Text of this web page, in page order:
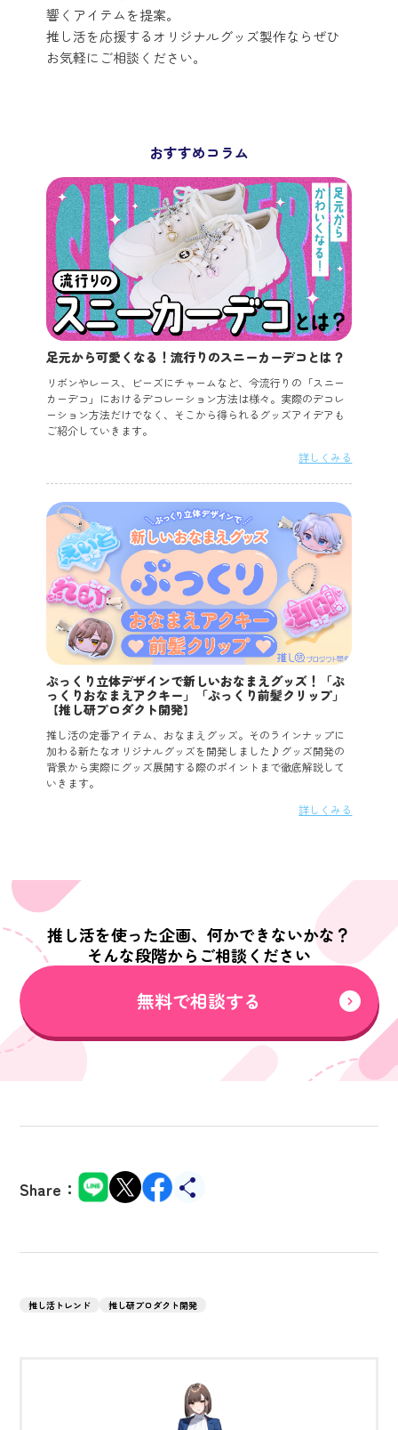
響くアイテムを提案。
推し活を応援するオリジナルグッズ製作ならぜひ
お気軽にご相談ください。
おすすめコラム
足元から可愛くなる！流行りのスニーカーデコとは？
リボンやレース、ビーズにチャームなど、今流行りの「スニー
カーデコ」におけるデコレーション方法は様々。実際のデコレ
ーション方法だけでなく、そこから得られるグッズアイデアも
ご紹介していきます。
詳しくみる
ぷっくり立体デザインで新しいおなまえグッズ！「ぷ
っくりおなまえアクキー」「ぷっくり前髪クリップ」
【推し研プロダクト開発】
推し活の定番アイテム、おなまえグッズ。そのラインナップに
加わる新たなオリジナルグッズを開発しました♪グッズ開発の
背景から実際にグッズ展開する際のポイントまで徹底解説して
いきます。
詳しくみる
推し活を使った企画、何かできないかな？
そんな段階からご相談ください
無料で相談する
Share：
推し活トレンド 推し研プロダクト開発